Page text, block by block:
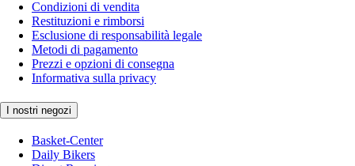
Condizioni di vendita
Restituzioni e rimborsi
Esclusione di responsabilità legale
Metodi di pagamento
Prezzi e opzioni di consegna
Informativa sulla privacy
I nostri negozi
Basket-Center
Daily Bikers